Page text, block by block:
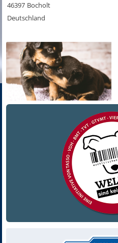
46397 Bocholt
Deutschland